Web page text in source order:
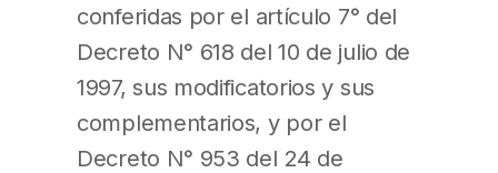
conferidas por el artículo 7° del
Decreto N° 618 del 10 de julio de
1997, sus modificatorios y sus
complementarios, y por el
Decreto N° 953 del 24 de